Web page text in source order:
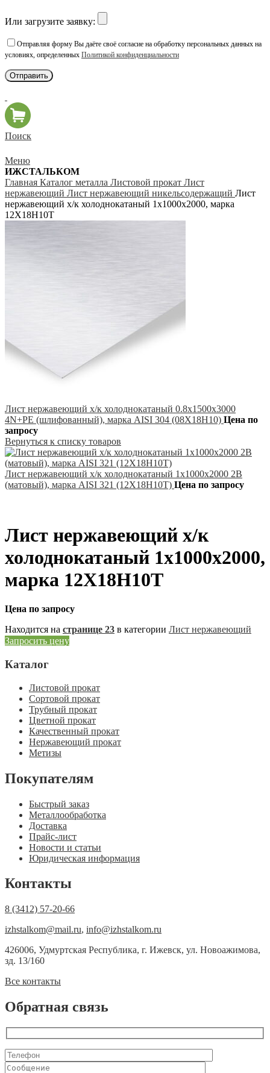
Или загрузите заявку:
Отправляя форму Вы даёте своё согласие на обработку персональных данных на
условиях, определенных Политикой конфиденциальности
Поиск
Меню
ИЖСТАЛЬКОМ
Главная Каталог металла Листовой прокат Лист
нержавеющий Лист нержавеющий никельсодержащий Лист
нержавеющий х/к холоднокатаный 1х1000х2000, марка
12Х18Н10Т
Лист нержавеющий х/к холоднокатаный 0.8х1500х3000
4N+PE (шлифованный), марка AISI 304 (08Х18Н10) Цена по
запросу
Вернуться к списку товаров
Лист нержавеющий х/к холоднокатаный 1х1000х2000 2B
(матовый), марка AISI 321 (12Х18Н10Т) Цена по запросу
Лист нержавеющий х/к
холоднокатаный 1х1000х2000,
марка 12Х18Н10Т
Цена по запросу
Находится на странице 23 в категории Лист нержавеющий
Запросить цену
Каталог
Листовой прокат
Сортовой прокат
Трубный прокат
Цветной прокат
Качественный прокат
Нержавеющий прокат
Метизы
Покупателям
Быстрый заказ
Металлообработка
Доставка
Прайс-лист
Новости и статьи
Юридическая информация
Контакты
8 (3412) 57-20-66
izhstalkom@mail.ru, info@izhstalkom.ru
426006, Удмуртская Республика, г. Ижевск, ул. Новоажимова,
зд. 13/160
Все контакты
Обратная связь